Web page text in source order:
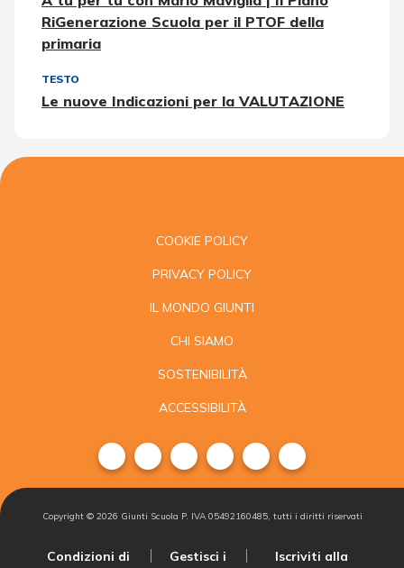
RiGenerazione Scuola per il PTOF della
primaria
TESTO
Le nuove Indicazioni per la VALUTAZIONE
COOKIE POLICY
PRIVACY POLICY
IL MONDO GIUNTI
CHI SIAMO
SOSTENIBILITÀ
ACCESSIBILITÀ
Copyright © 2026 Giunti Scuola P. IVA 05492160485, tutti i diritti riservati
Condizioni di
Gestisci i
Iscriviti alla